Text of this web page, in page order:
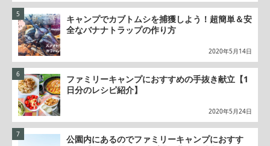
キャンプでカブトムシを捕獲しよう！超簡単＆安
全なバナナトラップの作り方
2020年5月14日
ファミリーキャンプにおすすめの手抜き献立【1
日分のレシピ紹介】
2020年5月24日
公園内にあるのでファミリーキャンプにおすす